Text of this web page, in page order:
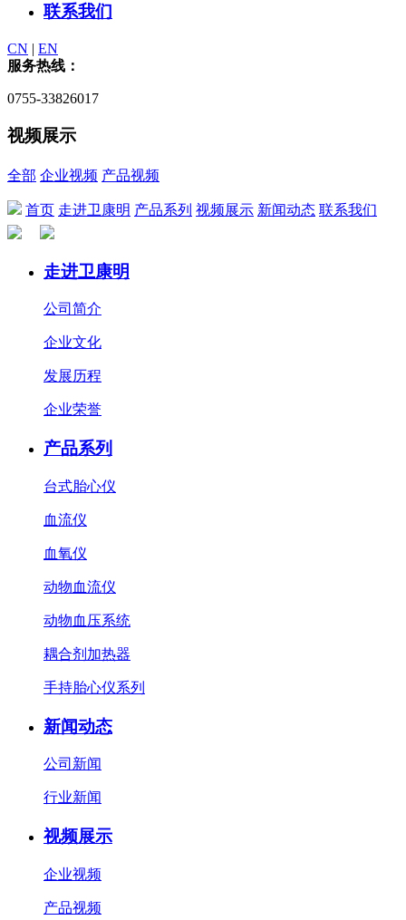
联系我们
CN | EN
服务热线：
0755-33826017
视频展示
全部 企业视频 产品视频
首页 走进卫康明 产品系列 视频展示 新闻动态 联系我们
走进卫康明
公司简介
企业文化
发展历程
企业荣誉
产品系列
台式胎心仪
血流仪
血氧仪
动物血流仪
动物血压系统
耦合剂加热器
手持胎心仪系列
新闻动态
公司新闻
行业新闻
视频展示
企业视频
产品视频